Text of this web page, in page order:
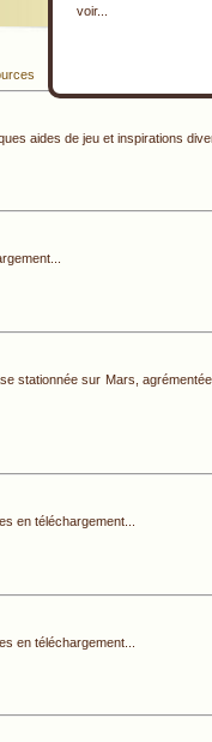
voir...
aides de jeu et inspirations
stationnée sur Mars,
en téléchargement...
en téléchargement...